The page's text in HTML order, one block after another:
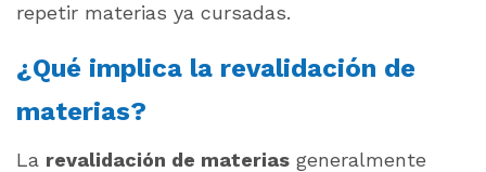
repetir materias ya cursadas.
¿Qué implica la revalidación de
materias?
La revalidación de materias generalmente